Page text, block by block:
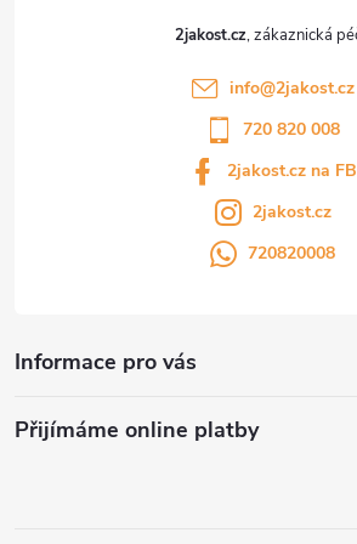
2jakost.cz
info@2jakost.cz
720 820 008
2jakost.cz na FB
2jakost.cz
720820008
Informace pro vás
Přijímáme online platby